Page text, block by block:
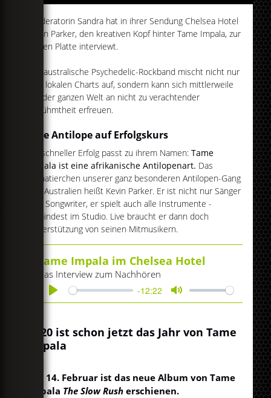
Moderatorin Sandra hat in ihrer Sendung Chelsea Hotel
Kevin Parker, den kreativen Kopf hinter Tame Impala, zur
neuen Platte interviewt.
Die australische Psychedelic-Rockband mischt nicht nur
ihre lokalen Charts auf, sondern kann sich mittlerweile
auf der ganzen Welt an nicht zu verachtender
Berühmtheit erfreuen.
Eine Antilope auf Erfolgskurs
Ihr schneller Erfolg passt zu ihrem Namen:Tame
Impala ist eine afrikanische Antilopenart. Das
Alphatierchen unserer ganz besonderen Antilopen-Gang
aus Australien heißt Kevin Parker. Er ist nicht nur Sänger
und Songwriter, er spielt auch alle Instrumente -
zumindest im Studio. Live braucht er dann doch
Unterstützung von seinen Mitmusikern.
Tame Impala im Chelsea Hotel
Das Interview zum Nachhören
Play
-12:22
Mute
2020 ist schon jetzt das Jahr von Tame
Impala
Am 14. Februar ist das neue Album von Tame
Impala The Slow Rush erschienen.